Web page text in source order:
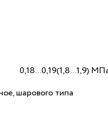
0,18...0,19(1,8...1,9)
шарового типа